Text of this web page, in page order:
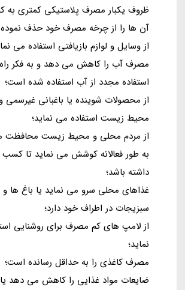
ظروف یکبار مصرف پلاستیکی کمتری به
آن ها را از چرخه مصرف خود حذف
از وسایل و لوازم بازیافتی استفاده می
مصرف آب را کاهش می دهد و به فکر
استفاده مجدد از آب استفاده شده است؛
از محصولات شوینده یا باغبانی غیرسمی و
محیط زیست استفاده می نماید؛
از مردم محلی و محیط زیست محافظت
به طور فعالانه کوشش می نماید تا کسب
داشته باشد؛
غذاهای محلی سرو می نماید یا باغ ها و
سبزیجات در اطراف خود دارد؛
از لامپ های کم مصرف برای روشنایی
نماید؛
مصرف کاغذی را به حداقل رسانده است؛
ضایعات مواد غذایی را کاهش می دهد یا